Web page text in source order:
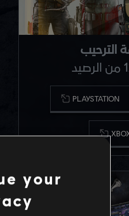
الترحيب
PLAYSTATION
your